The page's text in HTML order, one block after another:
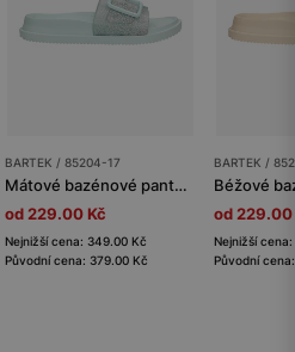
BARTEK / 85204-17
Mátové bazénové pantofle pro dívky BARTEK 85204-17
od 229.00 Kč
Nejnižší cena: 349.00 Kč
Původní cena: 379.00 Kč
BARTEK /
od 229.00
Nejnižší
Původní